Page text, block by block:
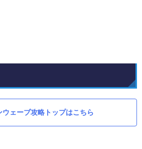
ウェーブ攻略トップはこちら